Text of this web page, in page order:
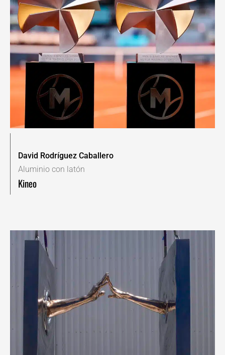
David Rodríguez Caballero
Aluminio con latón
Kineo